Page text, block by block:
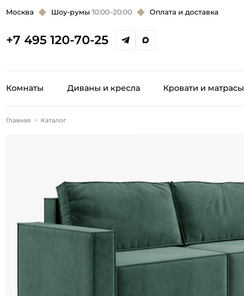
Москва Шоу-румы 10:00–20:00 Оплата и доставка
+7 495 120-70-25
Комнаты Диваны и кресла Кровати и матрасы
Главная Каталог